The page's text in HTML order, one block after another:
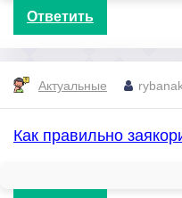
Ответить
Актуальные
Как правильно